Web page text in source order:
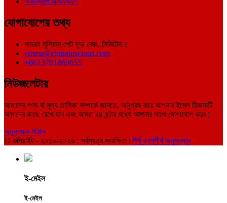
যোগাযোগের তথ্য
শানডং লুসিয়াস পেট ফুড কোং, লিমিটেড।
emma@chinaluscious.com
+8613791869655
নিউজলেটার
আমাদের পণ্য বা মূল্য তালিকা সম্পর্কে জানতে, অনুগ্রহ করে আপনার ইমেল ঠিকানাটি
আমাদের কাছে রেখে যান এবং আমরা ২৪ ঘন্টার মধ্যে আপনার সাথে যোগাযোগ করব।
অনুসন্ধান পাঠান
© কপিরাইট - ২০১০-২০২৬ : সর্বস্বত্ব সংরক্ষিত। শীর্ষ ব্লগশীর্ষ অনুসন্ধান
ই-মেইল
ই-মেইল